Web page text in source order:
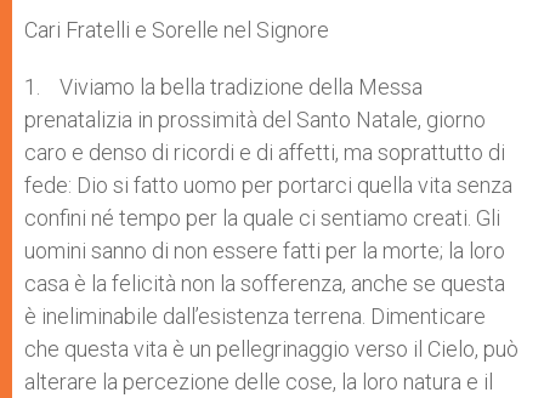
Cari Fratelli e Sorelle nel Signore
1. Viviamo la bella tradizione della Messa
prenatalizia in prossimità del Santo Natale, giorno
caro e denso di ricordi e di affetti, ma soprattutto di
fede: Dio si fatto uomo per portarci quella vita senza
confini né tempo per la quale ci sentiamo creati. Gli
uomini sanno di non essere fatti per la morte; la loro
casa è la felicità non la sofferenza, anche se questa
è ineliminabile dall’esistenza terrena. Dimenticare
che questa vita è un pellegrinaggio verso il Cielo, può
alterare la percezione delle cose, la loro natura e il